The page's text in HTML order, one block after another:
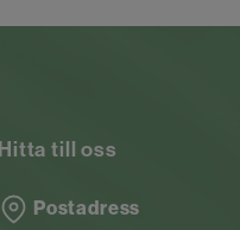
Hitta till oss
Postadress